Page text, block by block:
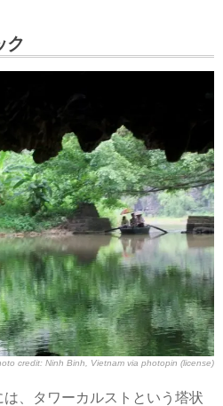
ク
credit: Ninh Binh, Vietnam via photopin (license)
、タワーカルストという塔状